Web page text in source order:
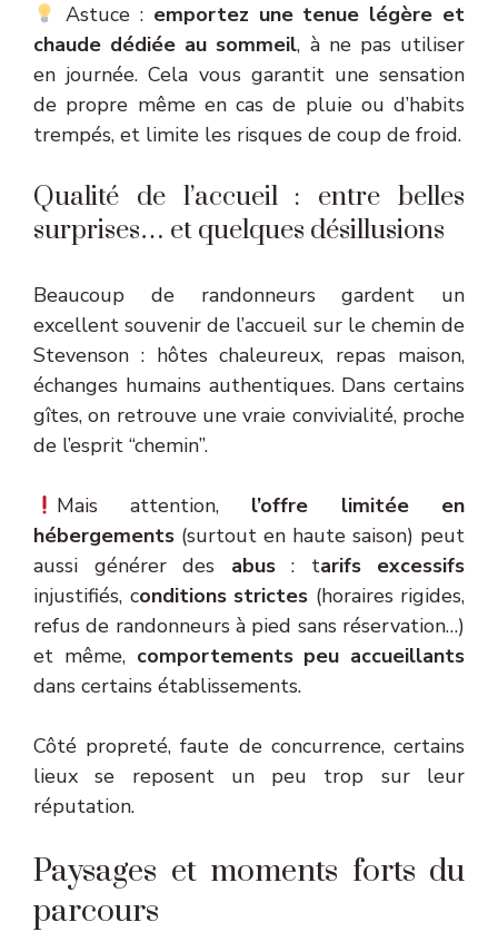
Astuce : emportez une tenue légère et
chaude dédiée au sommeil, à ne pas utiliser
en journée. Cela vous garantit une sensation
de propre même en cas de pluie ou d’habits
trempés, et limite les risques de coup de froid.
Qualité de l’accueil : entre belles
surprises… et quelques désillusions
Beaucoup de randonneurs gardent un
excellent souvenir de l’accueil sur le chemin de
Stevenson : hôtes chaleureux, repas maison,
échanges humains authentiques. Dans certains
gîtes, on retrouve une vraie convivialité, proche
de l’esprit “chemin”.
Mais attention, l’offre limitée en
hébergements (surtout en haute saison) peut
aussi générer des abus: tarifs excessifs
injustifiés, conditions strictes (horaires rigides,
refus de randonneurs à pied sans réservation…)
et même, comportements peu accueillants
dans certains établissements.
Côté propreté, faute de concurrence, certains
lieux se reposent un peu trop sur leur
réputation.
Paysages et moments forts du
parcours